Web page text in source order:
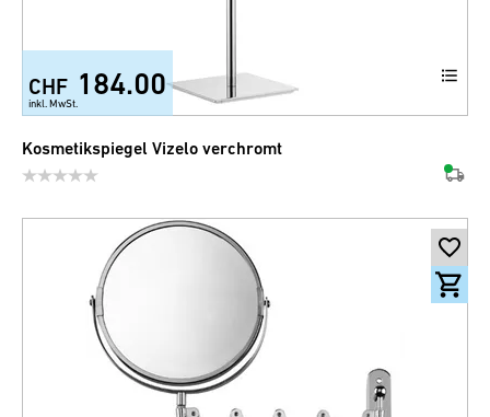
CHF 184.00
inkl. MwSt.
Kosmetikspiegel Vizelo verchromt